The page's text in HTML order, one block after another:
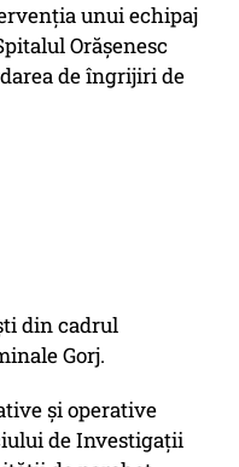
unui echipaj
Orăşenesc
de îngrijiri de
din cadrul
Gorj.
şi operative
de Investigaţii